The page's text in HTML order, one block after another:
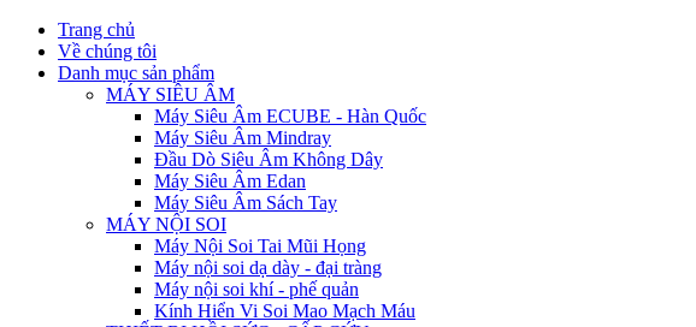
Trang chủ
Về chúng tôi
Danh mục sản phẩm
MÁY SIÊU ÂM
Máy Siêu Âm ECUBE - Hàn Quốc
Máy Siêu Âm Mindray
Đầu Dò Siêu Âm Không Dây
Máy Siêu Âm Edan
Máy Siêu Âm Sách Tay
MÁY NỘI SOI
Máy Nội Soi Tai Mũi Họng
Máy nội soi dạ dày - đại tràng
Máy nội soi khí - phế quản
Kính Hiển Vi Soi Mao Mạch Máu